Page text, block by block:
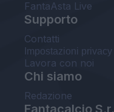
FantaAsta Live
Supporto
Contatti
Impostazioni privacy
Lavora con noi
Chi siamo
Redazione